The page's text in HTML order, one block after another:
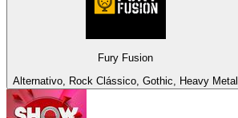
Fury Fusion
Alternativo, Rock Clássico, Gothic, Heavy Metal